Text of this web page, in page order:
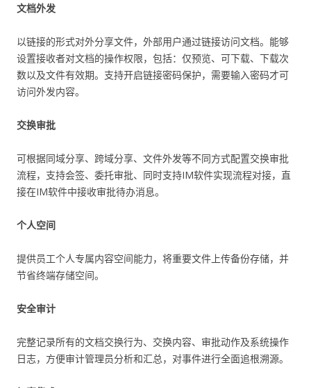
文档外发
以链接的形式对外分享文件，外部用户通过链接访问文档。能够
设置接收者对文档的操作权限，包括：仅预览、可下载、下载次
数以及文件有效期。支持开启链接密码保护，需要输入密码才可
访问外发内容。
交换审批
可根据同域分享、跨域分享、文件外发等不同方式配置交换审批
流程，支持会签、委托审批、同时支持IM软件实现流程对接，直
接在IM软件中接收审批待办消息。
个人空间
提供员工个人专属内容空间能力，将重要文件上传备份存储，并
节省终端存储空间。
安全审计
完整记录所有的文档交换行为、交换内容、审批动作及系统操作
日志，方便审计管理员分析和汇总，对事件进行全面追根溯源。